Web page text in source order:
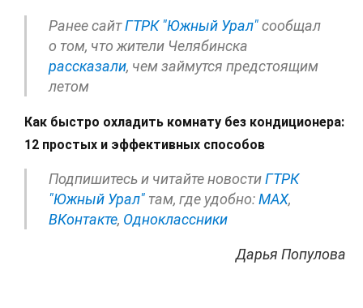
Ранее сайтГТРК "Южный Урал"сообщал
о том, что жители Челябинска
рассказали, чем займутся предстоящим
летом
Как быстро охладить комнату без кондиционера:
12 простых и эффективных способов
Подпишитесь и читайте новостиГТРК
"Южный Урал" там, где удобно:МАХ,
ВКонтакте, Одноклассники
Дарья Популова